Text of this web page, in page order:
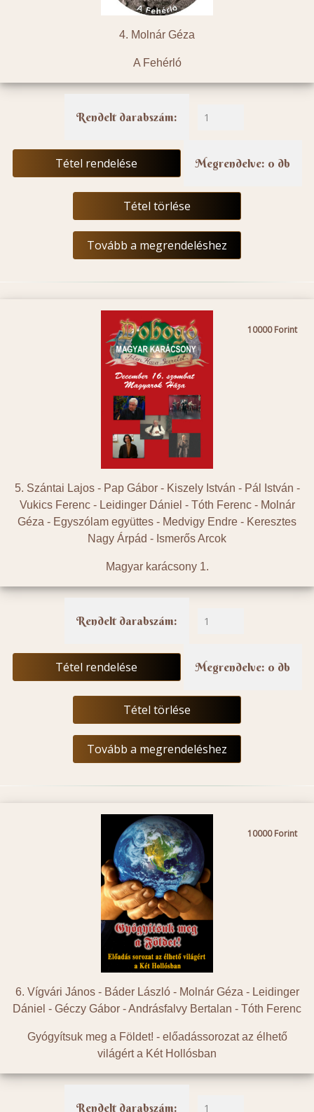
4. Molnár Géza
A Fehérló
Rendelt darabszám:
Tétel rendelése Megrendelve: 0 db
Tétel törlése
Tovább a megrendeléshez
5. Szántai Lajos - Pap Gábor - Kiszely István - Pál István -
Vukics Ferenc - Leidinger Dániel - Tóth Ferenc - Molnár
Géza - Egyszólam együttes - Medvigy Endre - Keresztes
Nagy Árpád - Ismerős Arcok
Magyar karácsony 1.
10000
Rendelt darabszám:
Tétel rendelése Megrendelve: 0 db
Tétel törlése
Tovább a megrendeléshez
6. Vígvári János - Báder László - Molnár Géza - Leidinger
Dániel - Géczy Gábor - Andrásfalvy Bertalan - Tóth Ferenc
Gyógyítsuk meg a Földet! - előadássorozat az élhető
világért a Két Hollósban
10000
Rendelt darabszám: